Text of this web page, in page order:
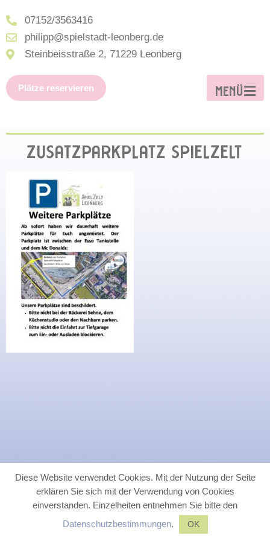
07152/3563416
philipp@spielstadt-leonberg.de
Steinbeisstraße 2, 71229 Leonberg
Plätze reservieren MENÜ
ZUSATZPARKPLATZ SPIELZELT
Diese Website verwendet Cookies. Mit der Nutzung der Seite
erklären Sie sich mit der Verwendung von Cookies
einverstanden. Einzelheiten entnehmen Sie bitte den
Datenschutzbestimmungen. OK